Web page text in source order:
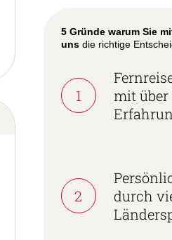
5 Gründe warum Sie
unsdie richtige
1
mit über
2
durch